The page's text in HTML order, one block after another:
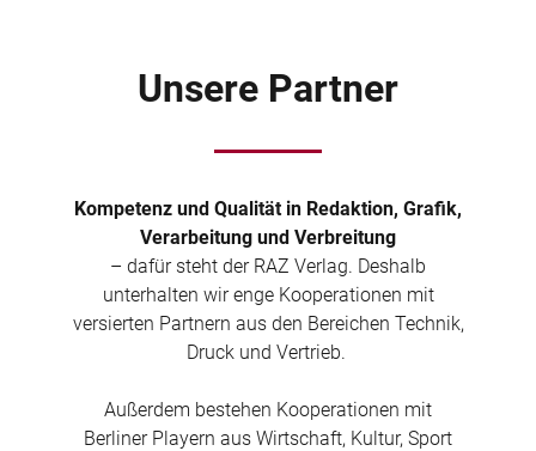
Unsere Partner
Kompetenz und Qualität in Redaktion, Grafik,
Verarbeitung und Verbreitung
– dafür steht der RAZ Verlag. Deshalb
unterhalten wir enge Kooperationen mit
versierten Partnern aus den Bereichen Technik,
Druck und Vertrieb.
Außerdem bestehen Kooperationen mit
Berliner Playern aus Wirtschaft, Kultur, Sport